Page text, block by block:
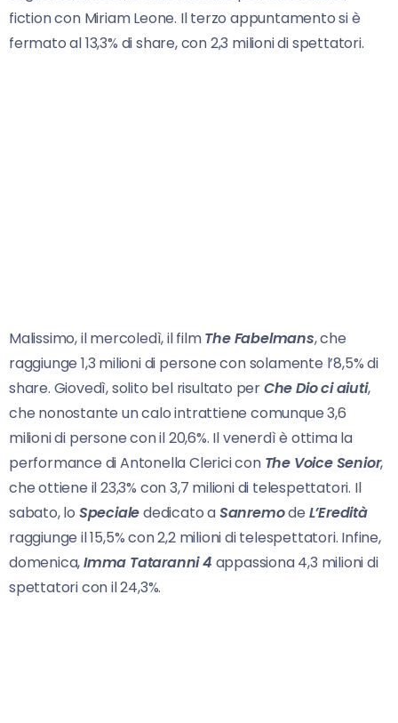
fiction con Miriam Leone. Il terzo appuntamento si è
fermato al 13,3% di share, con 2,3 milioni di spettatori.
Malissimo, il mercoledì, il filmThe Fabelmans, che
raggiunge 1,3 milioni di persone con solamente l’8,5% di
share. Giovedì, solito bel risultato perChe Dio ci aiuti,
che nonostante un calo intrattiene comunque 3,6
milioni di persone con il 20,6%. Il venerdì è ottima la
performance di Antonella Clerici con The Voice Senior,
che ottiene il 23,3% con 3,7 milioni di telespettatori. Il
sabato, lo Specialededicato aSanremode L’Eredità
raggiunge il 15,5% con 2,2 milioni di telespettatori. Infine,
domenica,Imma Tataranni 4 appassiona 4,3 milioni di
spettatori con il 24,3%.